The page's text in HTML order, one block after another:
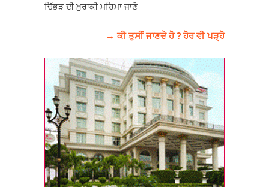
ਚਿੱਭੜ ਦੀ ਖ਼ੁਰਾਕੀ ਮਹਿਮਾ ਜਾਣੋ
→ ਕੀ ਤੁਸੀਂ ਜਾਣਦੇ ਹੋ ? ਹੋਰ ਵੀ ਪੜ੍ਹੋ